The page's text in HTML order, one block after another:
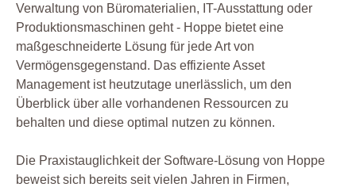
Verwaltung von Büromaterialien, IT-Ausstattung oder
Produktionsmaschinen geht - Hoppe bietet eine
maßgeschneiderte Lösung für jede Art von
Vermögensgegenstand. Das effiziente Asset
Management ist heutzutage unerlässlich, um den
Überblick über alle vorhandenen Ressourcen zu
behalten und diese optimal nutzen zu können.
Die Praxistauglichkeit der Software-Lösung von Hoppe
beweist sich bereits seit vielen Jahren in Firmen,